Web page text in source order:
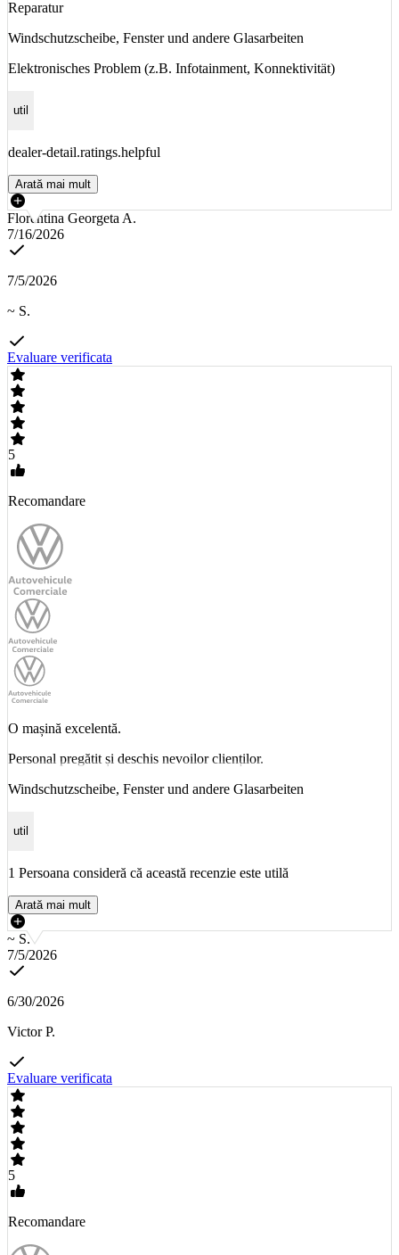
Reparatur
Windschutzscheibe, Fenster und andere Glasarbeiten
Elektronisches Problem (z.B. Infotainment, Konnektivität)
util
dealer-detail.ratings.helpful
Arată mai mult
Florentina Georgeta A.
7/16/2026
7/5/2026
~ S.
Evaluare verificata
5
Recomandare
O mașină excelentă.
Personal pregătit și deschis nevoilor clienților.
Windschutzscheibe, Fenster und andere Glasarbeiten
util
1 Persoana consideră că această recenzie este utilă
Arată mai mult
~ S.
7/5/2026
6/30/2026
Victor P.
Evaluare verificata
5
Recomandare